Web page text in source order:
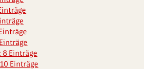
8 Einträge
Einträge